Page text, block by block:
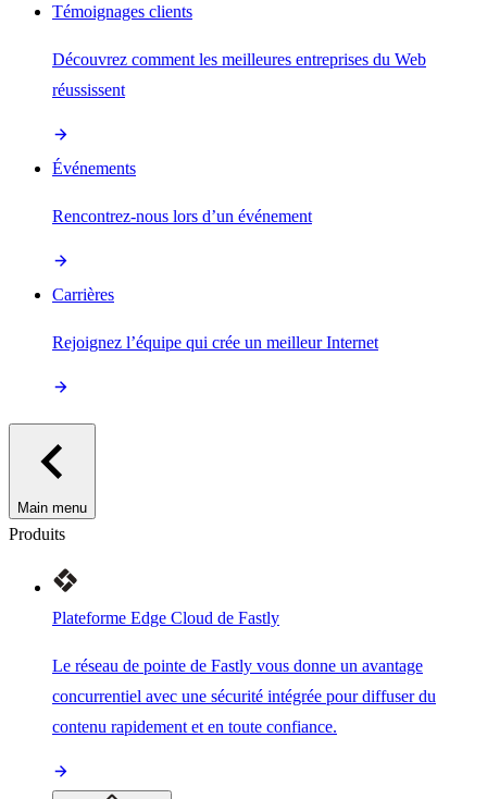
Témoignages clients
Découvrez comment les meilleures entreprises du Web
réussissent
Événements
Rencontrez-nous lors d’un événement
Carrières
Rejoignez l’équipe qui crée un meilleur Internet
Main menu
Produits
Plateforme Edge Cloud de Fastly
Le réseau de pointe de Fastly vous donne un avantage
concurrentiel avec une sécurité intégrée pour diffuser du
contenu rapidement et en toute confiance.